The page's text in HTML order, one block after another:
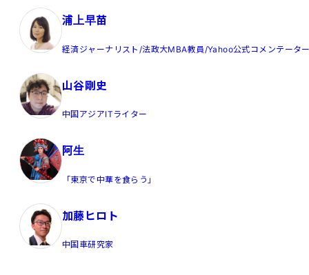
浦上早苗
経済ジャーナリスト/法政大MBA教員/Yahoo公式コメンテータ
山谷剛史
中国アジアITライター
阿生
「東京で中華を食らう」
加藤ヒロト
中国車研究家